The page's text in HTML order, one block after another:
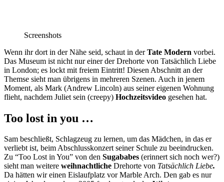
Screenshots
Wenn ihr dort in der Nähe seid, schaut in derTate Modern vorbei.
Das Museum ist nicht nur einer der Drehorte von Tatsächlich Liebe
in London; es lockt mit freiem Eintritt! Diesen Abschnitt an der
Themse sieht man übrigens in mehreren Szenen. Auch in jenem
Moment, als Mark (Andrew Lincoln) aus seiner eigenen Wohnung
flieht, nachdem Juliet sein (creepy) Hochzeitsvideo gesehen hat.
Too lost in you …
Sam beschließt, Schlagzeug zu lernen, um das Mädchen, in das er
verliebt ist, beim Abschlusskonzert seiner Schule zu beeindrucken.
Zu “Too Lost in You” von den Sugababes (erinnert sich noch wer?)
sieht man weitere weihnachtliche Drehorte von Tatsächlich Liebe.
Da hätten wir einen Eislaufplatz vor Marble Arch. Den gab es nur